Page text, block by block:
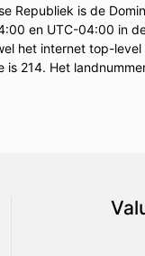
Republiek is de
en UTC-04:00 in
het internet top-
214. Het